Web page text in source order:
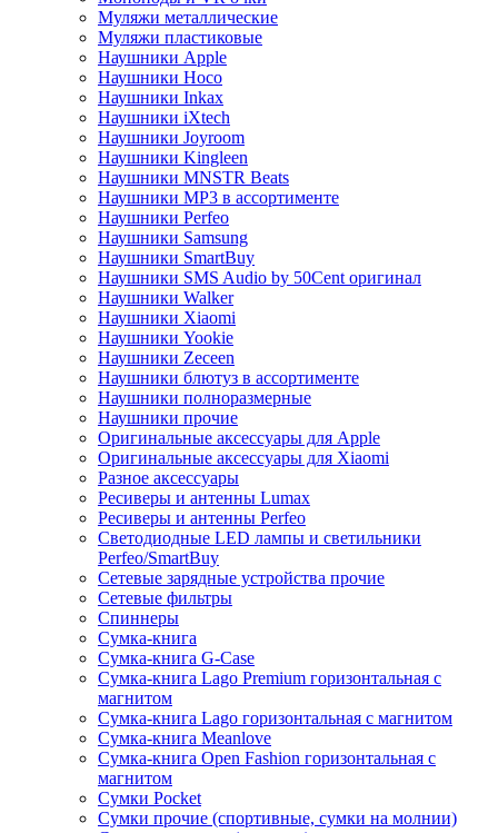
Муляжи металлические
Муляжи пластиковые
Наушники Apple
Наушники Hoco
Наушники Inkax
Наушники iXtech
Наушники Joyroom
Наушники Kingleen
Наушники MNSTR Beats
Наушники MP3 в ассортименте
Наушники Perfeo
Наушники Samsung
Наушники SmartBuy
Наушники SMS Audio by 50Cent оригинал
Наушники Walker
Наушники Xiaomi
Наушники Yookie
Наушники Zeceen
Наушники блютуз в ассортименте
Наушники полноразмерные
Наушники прочие
Оригинальные аксессуары для Apple
Оригинальные аксессуары для Xiaomi
Разное аксессуары
Ресиверы и антенны Lumax
Ресиверы и антенны Perfeo
Светодиодные LED лампы и светильники
Perfeo/SmartBuy
Сетевые зарядные устройства прочие
Сетевые фильтры
Спиннеры
Сумка-книга
Сумка-книга G-Case
Сумка-книга Lago Premium горизонтальная с
магнитом
Сумка-книга Lago горизонтальная с магнитом
Сумка-книга Meanlove
Сумка-книга Open Fashion горизонтальная с
магнитом
Сумки Pocket
Сумки прочие (спортивные, сумки на молнии)